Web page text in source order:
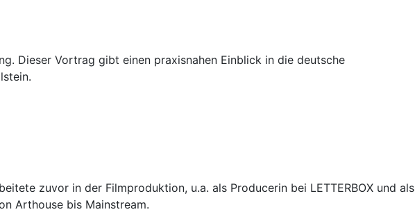
Dieser Vortrag gibt einen praxisnahen Einblick in die deutsche
zuvor in der Filmproduktion, u.a. als Producerin bei LETTERBOX und als
Arthouse bis Mainstream.